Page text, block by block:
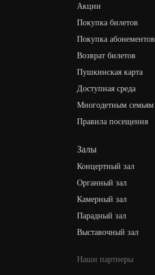
Акции
Покупка билетов
Покупка абонементов
Возврат билетов
Пушкинская карта
Доступная среда
Многодетным семьям
Правила посещения
Залы
Концертный зал
Органный зал
Камерный зал
Парадный зал
Выставочный зал
Наши партнеры